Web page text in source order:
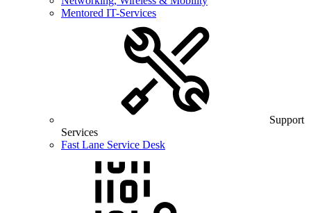
Mentored IT-Services
Support
Services
Fast Lane Service Desk